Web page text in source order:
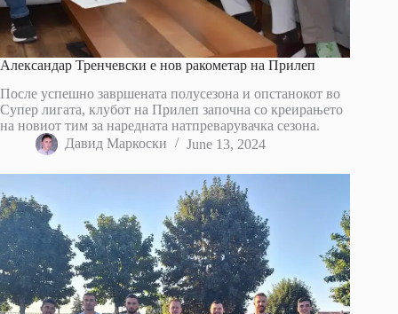
Александар Тренчевски е нов ракометар на Прилеп
После успешно завршената полусезона и опстанокот во
Супер лигата, клубот на Прилеп започна со креирањето
на новиот тим за наредната натпреварувачка сезона.
Давид Маркоски
June 13, 2024